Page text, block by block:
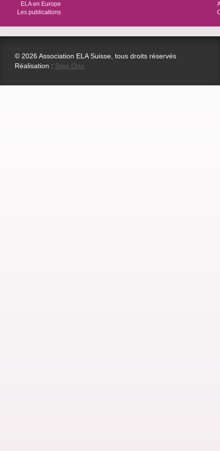
ELA en Europe
Les publications
© 2026 Association ELA Suisse, tous droits réservés
Réalisation : Step One